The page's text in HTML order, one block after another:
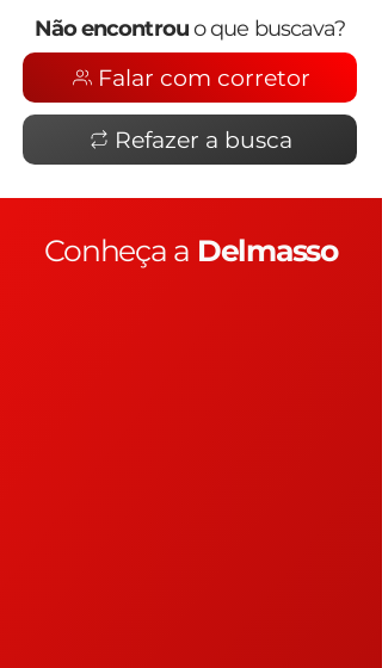
Não encontrouo que buscava?
Falar com corretor
Refazer a busca
Conheça a Delmasso